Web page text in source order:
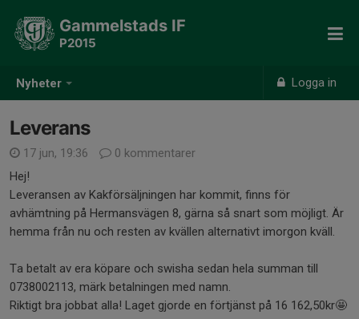
Nyheter Logga in
Gammelstads IF
P2015
Leverans
17 jun, 19:36
0 kommentarer
Hej!
Leveransen av Kakförsäljningen har kommit, finns för
avhämtning på Hermansvägen 8, gärna så snart som möjligt. Är
hemma från nu och resten av kvällen alternativt imorgon kväll.
Ta betalt av era köpare och swisha sedan hela summan till
0738002113, märk betalningen med namn.
Riktigt bra jobbat alla! Laget gjorde en förtjänst på 16 162,50kr🤩